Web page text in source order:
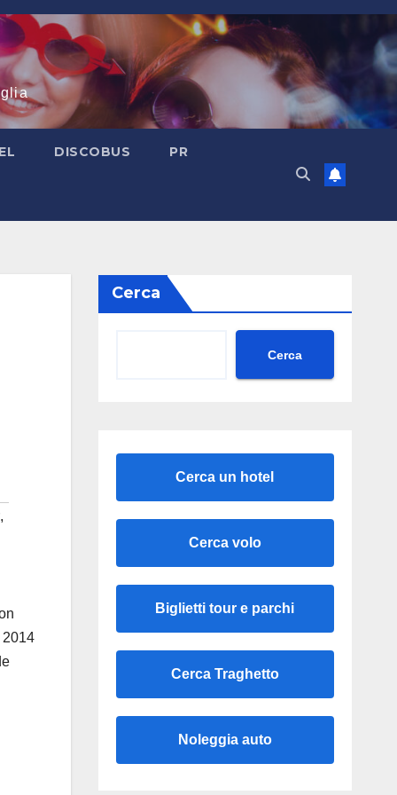
DISCOBUS PR
,
2014
Cerca
Cerca
Cerca un hotel
Cerca volo
Biglietti tour e parchi
Cerca Traghetto
Noleggia auto